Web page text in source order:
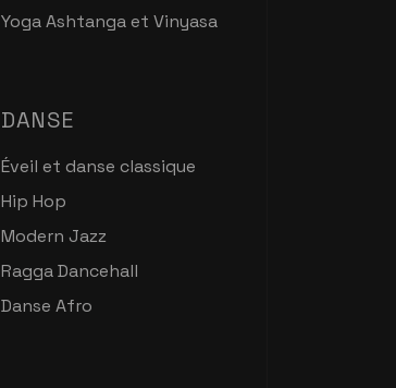
Yoga Ashtanga et Vinyasa
DANSE
Éveil et danse classique
Hip Hop
Modern Jazz
Ragga Dancehall
Danse Afro